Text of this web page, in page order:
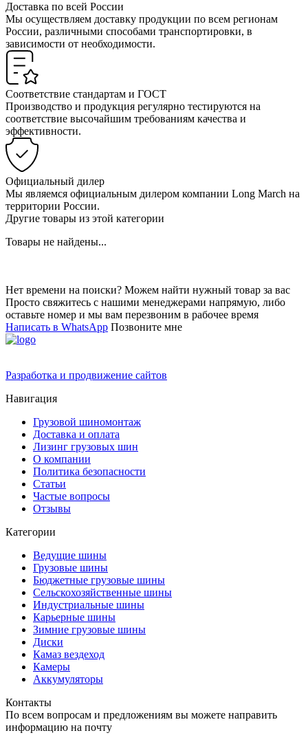
Доставка по всей России
Мы осуществляем доставку продукции по всем регионам
России, различными способами транспортировки, в
зависимости от необходимости.
Соответствие стандартам и ГОСТ
Производство и продукция регулярно тестируются на
соответствие высочайшим требованиям качества и
эффективности.
Официальный дилер
Мы являемся официальным дилером компании Long March на
территории России.
Другие товары из этой категории
Товары не найдены...
Нет времени на поиски? Можем найти нужный товар за вас
Просто свяжитесь с нашими менеджерами напрямую, либо
оставьте номер и мы вам перезвоним в рабочее время
Написать в WhatsApp Позвоните мне
Разработка и продвижение сайтов
Навигация
Грузовой шиномонтаж
Доставка и оплата
Лизинг грузовых шин
О компании
Политика безопасности
Статьи
Частые вопросы
Отзывы
Категории
Ведущие шины
Грузовые шины
Бюджетные грузовые шины
Сельскохозяйственные шины
Индустриальные шины
Карьерные шины
Зимние грузовые шины
Диски
Камаз вездеход
Камеры
Аккумуляторы
Контакты
По всем вопросам и предложениям вы можете направить
информацию на почту